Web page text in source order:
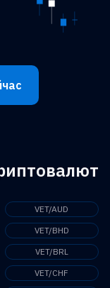
VET/AUD
VET/BHD
VET/BRL
VET/CHF